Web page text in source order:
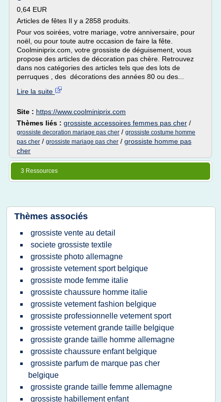
0,64 EUR
Articles de fêtes Il y a 2858 produits.
Pour vos soirées, votre mariage, votre anniversaire, pour
noël, ou pour toute autre occasion de faire la fête.
Coolminiprix.com, votre grossiste de déguisement, vous
propose des articles de décoration pas chère. Retrouvez
dans nos catégories des articles tels que des lots de
perruques , des décorations des années 80 ou des...
Lire la suite
Site : https://www.coolminiprix.com
Thèmes liés : grossiste accessoires femmes pas cher /
grossiste decoration mariage pas cher / grossiste costume homme
pas cher / grossiste mariage pas cher / grossiste homme pas
cher
3 Ressources
Thèmes associés
grossiste vente au detail
societe grossiste textile
grossiste photo allemagne
grossiste vetement sport belgique
grossiste mode femme italie
grossiste chaussure homme italie
grossiste vetement fashion belgique
grossiste professionnelle vetement sport
grossiste vetement grande taille belgique
grossiste grande taille homme allemagne
grossiste chaussure enfant belgique
grossiste parfum de marque pas cher
belgique
grossiste grande taille femme allemagne
grossiste habillement enfant